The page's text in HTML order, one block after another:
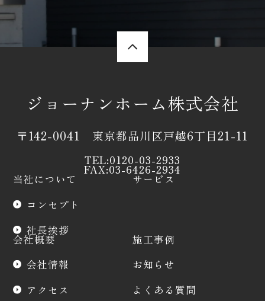
ジョーナンホーム株式会社
〒142-0041 東京都品川区戸越6丁目21-11
TEL:0120-03-2933
FAX:03-6426-2934
当社について
コンセプト
社長挨拶
サービス
会社概要
会社情報
アクセス
施工事例
お知らせ
よくある質問